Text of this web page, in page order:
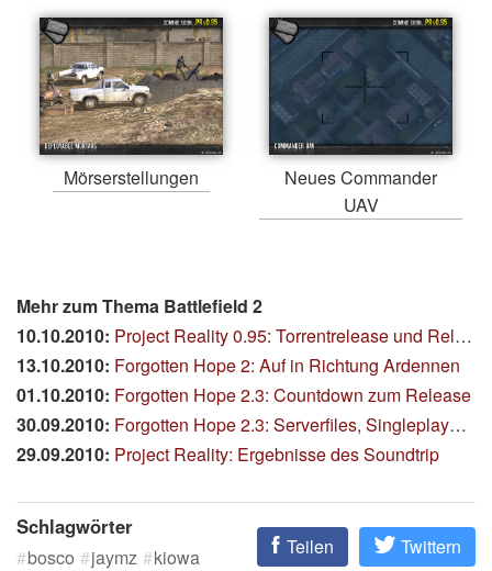
Mörserstellungen
Neues Commander
UAV
Mehr zum Thema Battlefield 2
10.10.2010: Project Reality 0.95: Torrentrelease und Release-Date
13.10.2010: Forgotten Hope 2: Auf in Richtung Ardennen
01.10.2010: Forgotten Hope 2.3: Countdown zum Release
30.09.2010: Forgotten Hope 2.3: Serverfiles, Singleplayer und Changelog
29.09.2010: Project Reality: Ergebnisse des Soundtrip
Teilen Twittern
Schlagwörter
bosco jaymz
kiowa